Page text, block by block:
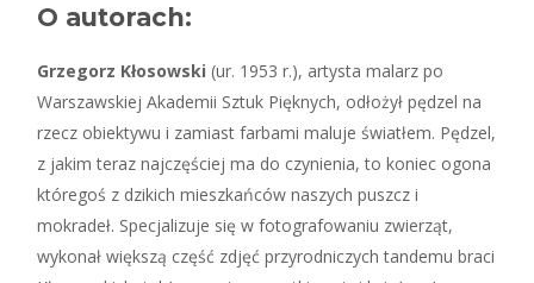
O autorach:
Grzegorz Kłosowski (ur. 1953 r.), artysta malarz po
Warszawskiej Akademii Sztuk Pięknych, odłożył pędzel na
rzecz obiektywu i zamiast farbami maluje światłem. Pędzel,
z jakim teraz najczęściej ma do czynienia, to koniec ogona
któregoś z dzikich mieszkańców naszych puszcz i
mokradeł. Specjalizuje się w fotografowaniu zwierząt,
wykonał większą część zdjęć przyrodniczych tandemu braci